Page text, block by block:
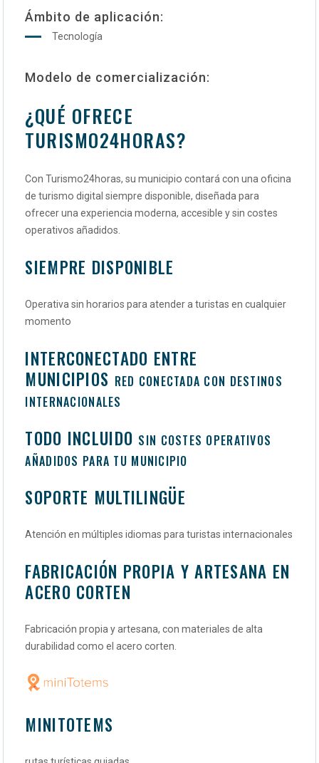
Ámbito de aplicación:
Tecnología
Modelo de comercialización:
¿QUÉ OFRECE
TURISMO24HORAS?
Con Turismo24horas, su municipio contará con una oficina
de turismo digital siempre disponible, diseñada para
ofrecer una experiencia moderna, accesible y sin costes
operativos añadidos.
SIEMPRE DISPONIBLE
Operativa sin horarios para atender a turistas en cualquier
momento
INTERCONECTADO ENTRE
MUNICIPIOS RED CONECTADA CON DESTINOS
INTERNACIONALES
TODO INCLUIDO SIN COSTES OPERATIVOS
AÑADIDOS PARA TU MUNICIPIO
SOPORTE MULTILINGÜE
Atención en múltiples idiomas para turistas internacionales
FABRICACIÓN PROPIA Y ARTESANA EN
ACERO CORTEN
Fabricación propia y artesana, con materiales de alta
durabilidad como el acero corten.
MINITOTEMS